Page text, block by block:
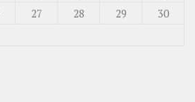
27 28 29
30